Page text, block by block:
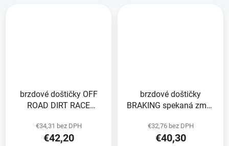
brzdové doštičky OFF
ROAD DIRT RACE
ks v balení
€34,31 bez DPH
€42,20
brzdové doštičky
BRAKING spekaná zmes
€32,76 bez DPH
€40,30